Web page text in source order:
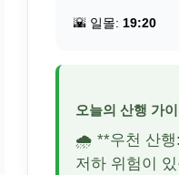
🌇 일몰: 19:20
오늘의 산행 가
🌧️ **우천 산행
저하 위험이